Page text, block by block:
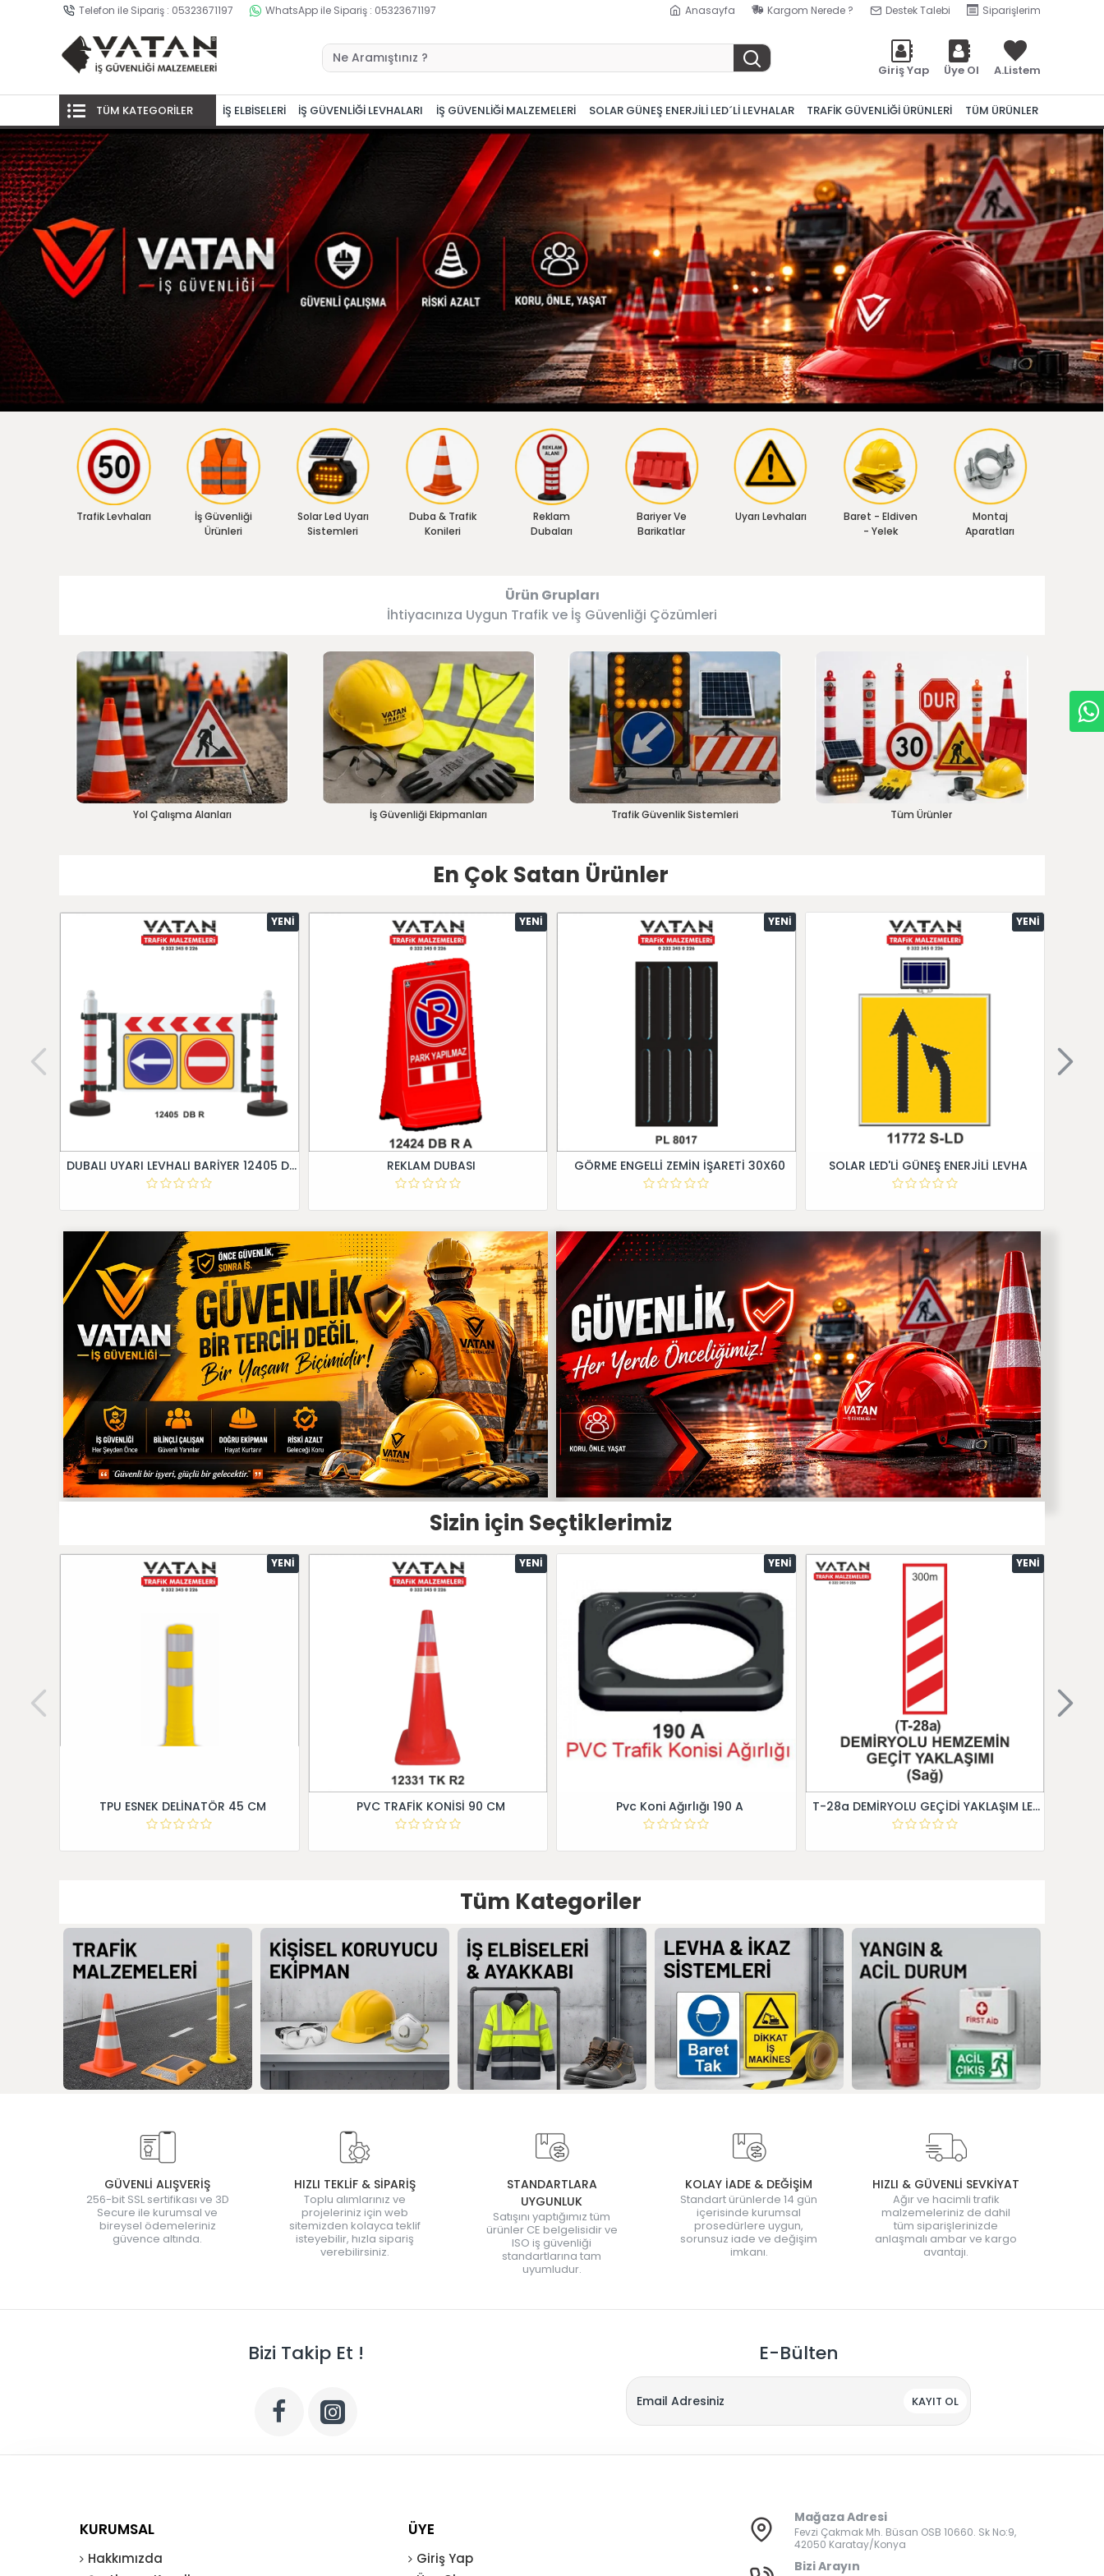
Telefon ile Sipariş : 05323671197 WhatsApp ile Sipariş : 05323671197 Anasayfa Kargom Nerede ? Destek Talebi Siparişlerim
Giriş Yap Üye Ol A.Listem
TÜM KATEGORİLER İŞ ELBİSELERİ İŞ GÜVENLİĞİ LEVHALARI İŞ GÜVENLİĞİ MALZEMELERİ SOLAR GÜNEŞ ENERJİLİ LED´Lİ LEVHALAR TRAFİK GÜVENLİĞİ ÜRÜNLERİ TÜM ÜRÜNLER
Trafik Levhaları
İş Güvenliği
Ürünleri
Solar Led Uyarı
Sistemleri
Duba & Trafik
Konileri
Reklam
Dubaları
Bariyer Ve
Barikatlar
Uyarı Levhaları
Baret - Eldiven
- Yelek
Montaj
Aparatları
Ürün Grupları
İhtiyacınıza Uygun Trafik ve İş Güvenliği Çözümleri
Yol Çalışma Alanları İş Güvenliği Ekipmanları Trafik Güvenlik Sistemleri Tüm Ürünler
En Çok Satan Ürünler
YENI
DUBALI UYARI LEVHALI BARİYER 12405 DB R
YENI
REKLAM DUBASI
YENI
GÖRME ENGELLİ ZEMİN İŞARETİ 30X60
YENI
SOLAR LED'Lİ GÜNEŞ ENERJİLİ LEVHA
Sizin için Seçtiklerimiz
YENI
TPU ESNEK DELİNATÖR 45 CM
YENI
PVC TRAFİK KONİSİ 90 CM
YENI
Pvc Koni Ağırlığı 190 A
YENI
T-28a DEMİRYOLU GEÇİDİ YAKLAŞIM LEVHALARI (Sağ)
Tüm Kategoriler
GÜVENLİ ALIŞVERİŞ
256-bit SSL sertifikası ve 3D
Secure ile kurumsal ve
bireysel ödemeleriniz
güvence altında.
HIZLI TEKLİF & SİPARİŞ
Toplu alımlarınız ve
projeleriniz için web
sitemizden kolayca teklif
isteyebilir, hızla sipariş
verebilirsiniz.
STANDARTLARA
UYGUNLUK
Satışını yaptığımız tüm
ürünler CE belgelisidir ve
ISO iş güvenliği
standartlarına tam
uyumludur.
KOLAY İADE & DEĞİŞİM
Standart ürünlerde 14 gün
içerisinde kurumsal
prosedürlere uygun,
sorunsuz iade ve değişim
imkanı.
HIZLI & GÜVENLİ SEVKİYAT
Ağır ve hacimli trafik
malzemeleriniz de dahil
tüm siparişlerinizde
anlaşmalı ambar ve kargo
avantajı.
Bizi Takip Et ! E-Bülten
KAYIT OL
KURUMSAL
Hakkımızda
ÜYE
Giriş Yap
Mağaza Adresi
Fevzi Çakmak Mh. Büsan OSB 10660. Sk No:9,
42050 Karatay/Konya
Bizi Arayın